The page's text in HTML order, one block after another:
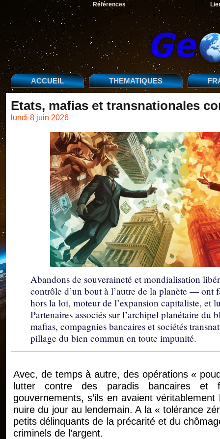
Références
ACCUEIL THEMATIQUES
Etats, mafias et transnationales
lundi 8 juin 2026
Abandons de souveraineté et mondialisation
contrôle d’un bout à l’autre de la planète — ont
hors la loi, moteur de l’expansion capitaliste, et
Partenaires associés sur l’archipel planétaire du
mafias, compagnies bancaires et sociétés
pillage du bien commun en toute impunité.
Avec, de temps à autre, des opérations «
lutter contre des paradis bancaires et
gouvernements, s’ils en avaient
nuire du jour au lendemain. A la « tolérance
petits délinquants de la précarité et du
criminels de l’argent.